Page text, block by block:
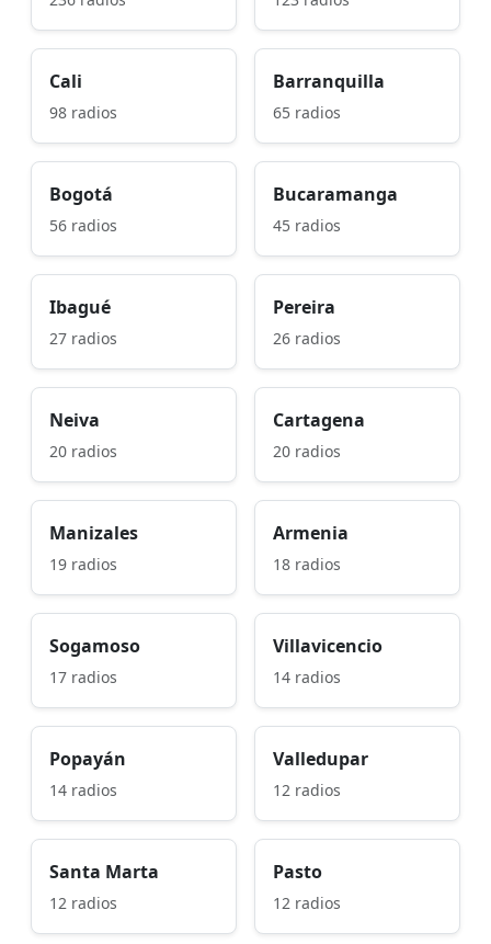
Cali
98 radios
Barranquilla
65 radios
Bogotá
56 radios
Bucaramanga
45 radios
Ibagué
27 radios
Pereira
26 radios
Neiva
20 radios
Cartagena
20 radios
Manizales
19 radios
Armenia
18 radios
Sogamoso
17 radios
Villavicencio
14 radios
Popayán
14 radios
Valledupar
12 radios
Santa Marta
12 radios
Pasto
12 radios